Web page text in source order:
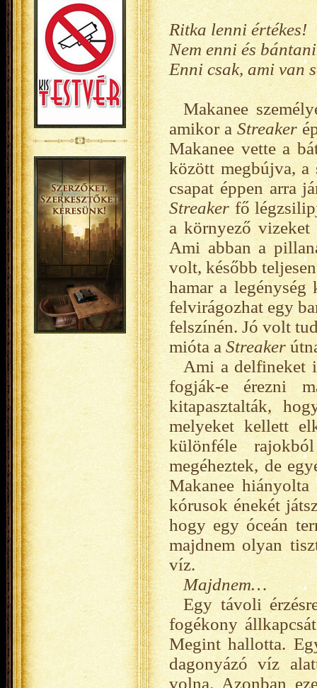
Ritka lenni értékes!
Nem enni és
Enni csak, ami van
Makanee
amikor a Streaker
Makanee vette a
között megbújva, a
csapat éppen arra
Streakerfő
a környező
Ami abban a
volt, később
hamar a legénység
felvirágozhat egy
felszínén. Jó volt
mióta a Streaker
Ami a delfineket
fogják-e érezni
kitapasztalták,
melyeket kellett
különféle
megéheztek, de
Makanee
kórusok énekét
hogy egy óceán
majdnem olyan
víz.
Majdnem…
Egy távoli
fogékony
Megint hallotta.
dagonyázó víz
volna. Azonban